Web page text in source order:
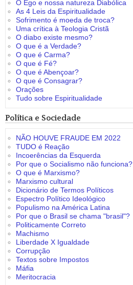
O Ego e nossa natureza Diabólica
As 4 Leis da Espiritualidade
Sofrimento é moeda de troca?
Uma crítica à Teologia Cristã
O diabo existe mesmo?
O que é a Verdade?
O que é Carma?
O que é Fé?
O que é Abençoar?
O que é Consagrar?
Orações
Tudo sobre Espiritualidade
Política e Sociedade
NÃO HOUVE FRAUDE EM 2022
TUDO é Reação
Incoerências da Esquerda
Por que o Socialismo não funciona?
O que é Marxismo?
Marxismo cultural
Dicionário de Termos Políticos
Espectro Político Ideológico
Populismo na América Latina
Por que o Brasil se chama "brasil"?
Politicamente Correto
Machismo
Liberdade X Igualdade
Corrupção
Textos sobre Impostos
Máfia
Meritocracia